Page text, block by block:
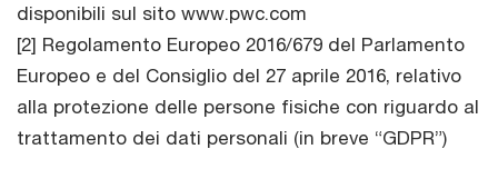
disponibili sul sito www.pwc.com
[2] Regolamento Europeo 2016/679 del Parlamento
Europeo e del Consiglio del 27 aprile 2016, relativo
alla protezione delle persone fisiche con riguardo al
trattamento dei dati personali (in breve “GDPR”)